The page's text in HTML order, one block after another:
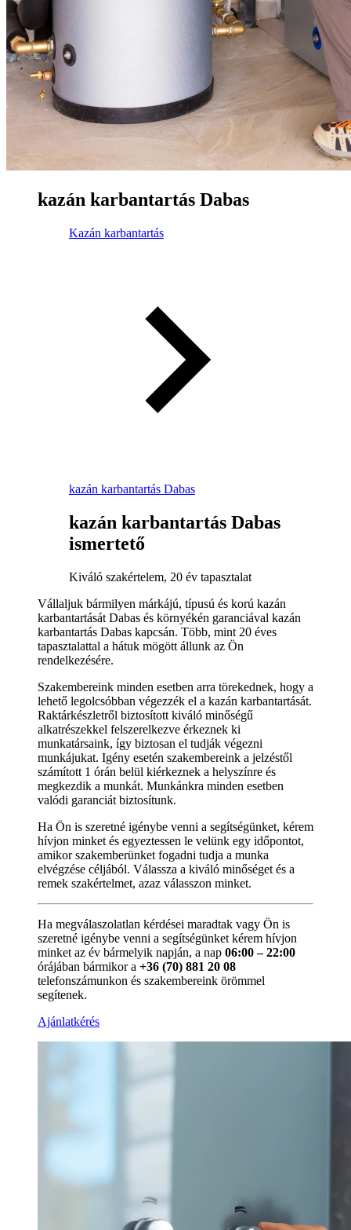
kazán karbantartás Dabas
Kazán karbantartás
kazán karbantartás Dabas
kazán karbantartás Dabas
ismertető
Kiváló szakértelem, 20 év tapasztalat
Vállaljuk bármilyen márkájú, típusú és korú kazán
karbantartását Dabas és környékén garanciával kazán
karbantartás Dabas kapcsán. Több, mint 20 éves
tapasztalattal a hátuk mögött állunk az Ön
rendelkezésére.
Szakembereink minden esetben arra törekednek, hogy a
lehető legolcsóbban végezzék el a kazán karbantartását.
Raktárkészletről biztosított kiváló minőségű
alkatrészekkel felszerelkezve érkeznek ki
munkatársaink, így biztosan el tudják végezni
munkájukat. Igény esetén szakembereink a jelzéstől
számított 1 órán belül kiérkeznek a helyszínre és
megkezdik a munkát. Munkánkra minden esetben
valódi garanciát biztosítunk.
Ha Ön is szeretné igénybe venni a segítségünket, kérem
hívjon minket és egyeztessen le velünk egy időpontot,
amikor szakemberünket fogadni tudja a munka
elvégzése céljából. Válassza a kiváló minőséget és a
remek szakértelmet, azaz válasszon minket.
Ha megválaszolatlan kérdései maradtak vagy Ön is
szeretné igénybe venni a segítségünket kérem hívjon
minket az év bármelyik napján, a nap 06:00 – 22:00
órájában bármikor a +36 (70) 881 20 08
telefonszámunkon és szakembereink örömmel
segítenek.
Ajánlatkérés